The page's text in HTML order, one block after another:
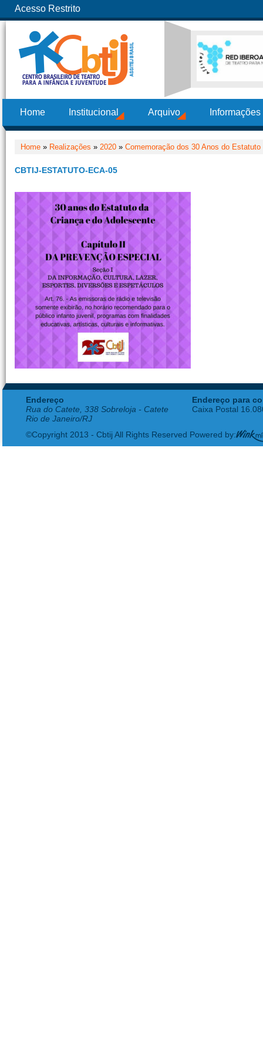
Acesso Restrito
Home Institucional Arquivo
Home » Realizações » 2020 » Comemoração dos 30 Anos do
CBTIJ-ESTATUTO-ECA-05
Endereço
Rua do Catete, 338 Sobreloja - Catete
Rio de Janeiro/RJ
Endereço para
Caixa Postal
©Copyright 2013 - Cbtij All Rights Reserved Powered by: